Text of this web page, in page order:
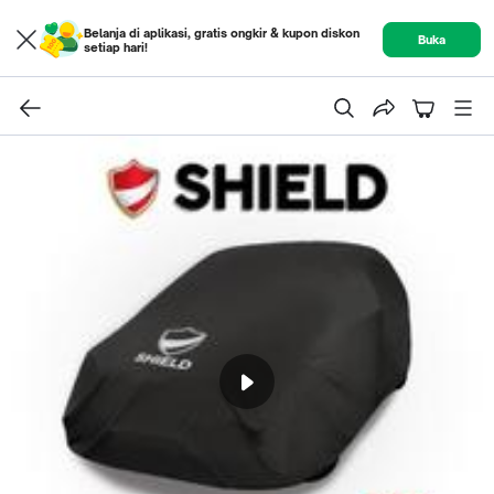
Belanja di aplikasi, gratis ongkir & kupon diskon
setiap hari!
Buka